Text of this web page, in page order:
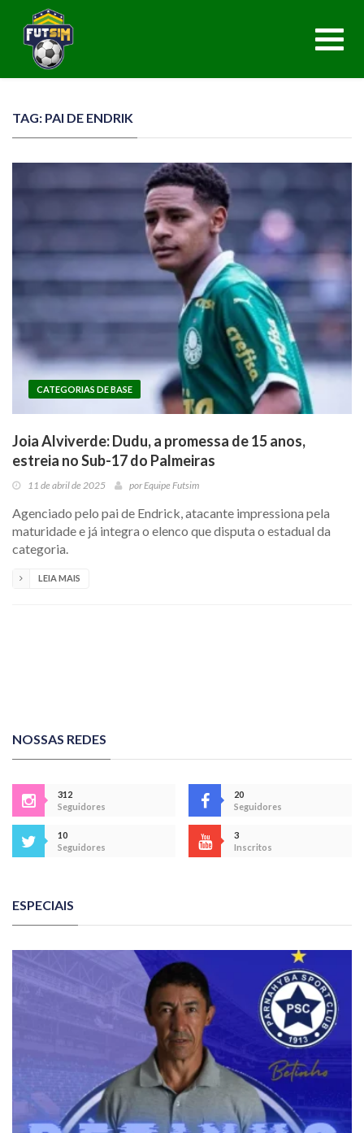
TAG: PAI DE ENDRIK
CATEGORIAS DE BASE
Joia Alviverde: Dudu, a promessa de 15 anos,
estreia no Sub-17 do Palmeiras
11 de abril de 2025 por Equipe Futsim
Agenciado pelo pai de Endrick, atacante impressiona pela
maturidade e já integra o elenco que disputa o estadual da
categoria.
LEIA MAIS
NOSSAS REDES
312
Seguidores
20
Seguidores
10
Seguidores
3
Inscritos
ESPECIAIS